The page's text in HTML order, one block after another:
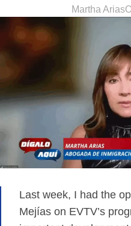
Martha Arias
Last week, I had the
Mejías on EVTV’s